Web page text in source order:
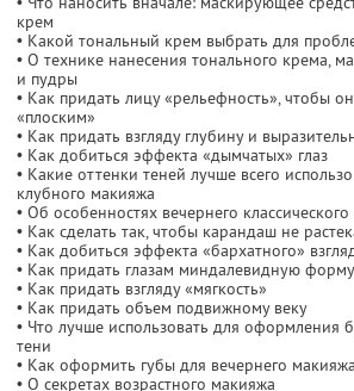
крем
• Какой тональный крем выбрать для
• О технике нанесения тонального крема,
и пудры
• Как придать лицу «рельефность», чтобы
«плоским»
• Как придать взгляду глубину и
• Как добиться эффекта «дымчатых» глаз
• Какие оттенки теней лучше всего
клубного макияжа
• Об особенностях вечернего
• Как сделать так, чтобы карандаш не
• Как добиться эффекта «бархатного»
• Как придать глазам миндалевидную форму
• Как придать взгляду «мягкость»
• Как придать объем подвижному веку
• Что лучше использовать для оформления
тени
• Как оформить губы для вечернего макияжа
• О секретах возрастного макияжа